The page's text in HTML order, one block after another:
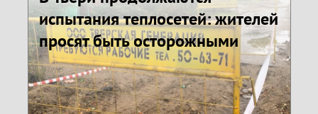
испытания теплосетей: жителей
просят быть осторожными